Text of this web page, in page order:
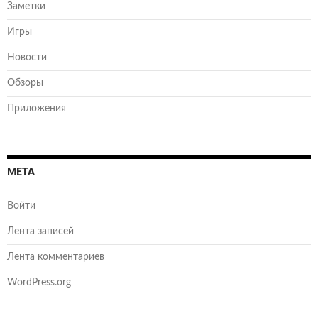
Заметки
Игры
Новости
Обзоры
Приложения
МЕТА
Войти
Лента записей
Лента комментариев
WordPress.org